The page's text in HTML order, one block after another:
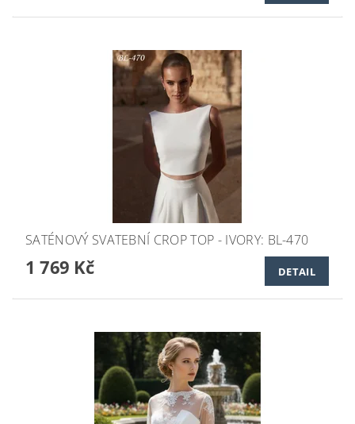
SATÉNOVÝ SVATEBNÍ CROP TOP - IVORY: BL-470
1 769 Kč DETAIL